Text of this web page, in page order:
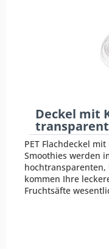
Deckel mit
PET Flachdeckel
Smoothies werden
kommen Ihre
Fruchtsäfte